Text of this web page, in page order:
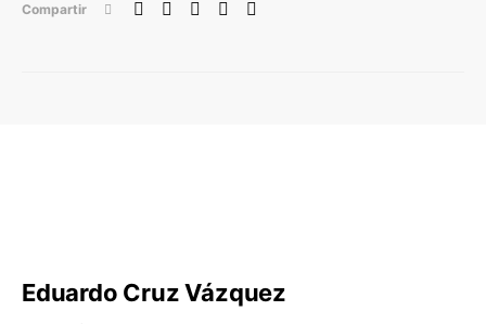
Compartir
Eduardo Cruz Vázquez